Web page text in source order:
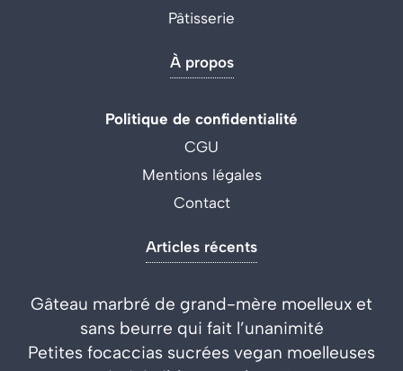
Pâtisserie
À propos
Politique de confidentialité
CGU
Mentions légales
Contact
Articles récents
Gâteau marbré de grand-mère moelleux et
sans beurre qui fait l’unanimité
Petites focaccias sucrées vegan moelleuses